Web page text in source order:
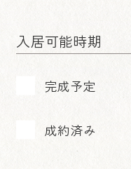
入居可能時期
完成予定
成約済み